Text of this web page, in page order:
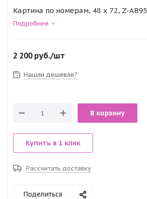
Картина по номерам, 48 x 72, Z-AB95
Подробнее
2 200руб./шт
Нашли дешевле?
В корзину
Купить в 1 клик
Рассчитать доставку
Поделиться